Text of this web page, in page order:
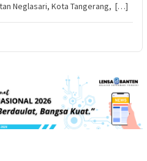
Neglasari, Kota Tangerang, […]